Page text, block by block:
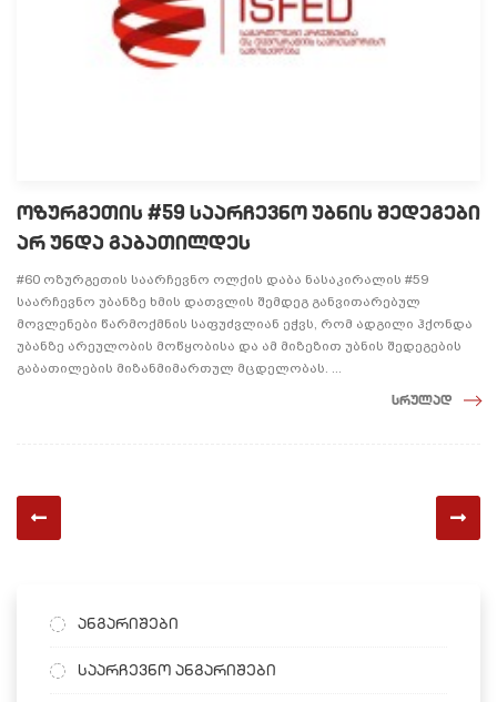
ოზურგეთის #59 საარჩევნო უბნის შედეგები
არ უნდა გაბათილდეს
#60 ოზურგეთის საარჩევნო ოლქის დაბა ნასაკირალის #59
საარჩევნო უბანზე ხმის დათვლის შემდეგ განვითარებულ
მოვლენები წარმოქმნის საფუძვლიან ეჭვს, რომ ადგილი ჰქონდა
უბანზე არეულობის მოწყობისა და ამ მიზეზით უბნის შედეგების
გაბათილების მიზანმიმართულ მცდელობას. ...
სრულად
ანგარიშები
საარჩევნო ანგარიშები